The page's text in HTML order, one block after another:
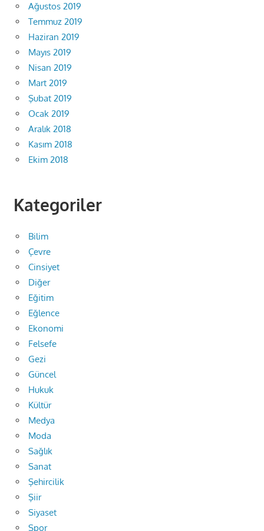
Ağustos 2019
Temmuz 2019
Haziran 2019
Mayıs 2019
Nisan 2019
Mart 2019
Şubat 2019
Ocak 2019
Aralık 2018
Kasım 2018
Ekim 2018
Kategoriler
Bilim
Çevre
Cinsiyet
Diğer
Eğitim
Eğlence
Ekonomi
Felsefe
Gezi
Güncel
Hukuk
Kültür
Medya
Moda
Sağlık
Sanat
Şehircilik
Şiir
Siyaset
Spor